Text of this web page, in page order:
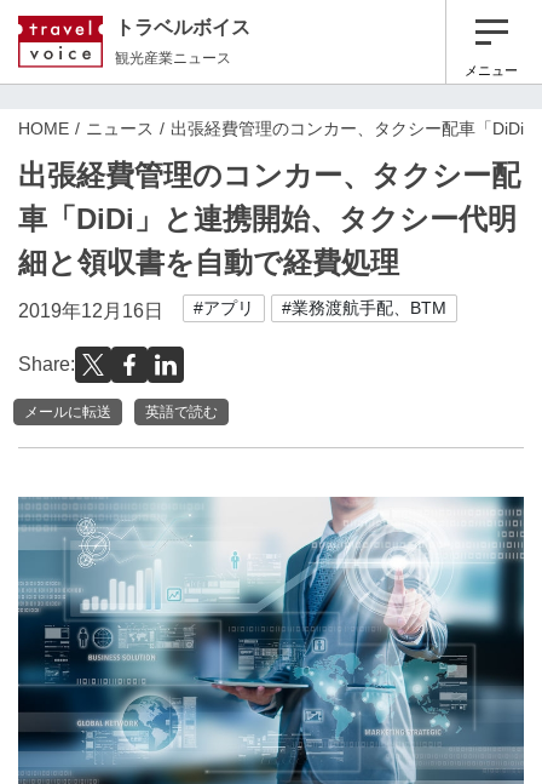
トラベルボイス
観光産業ニュース
メニュー
HOME ニュース 出張経費管理のコンカー、タクシー配車「DiDi
出張経費管理のコンカー、タクシー配
車「DiDi」と連携開始、タクシー代明
細と領収書を自動で経費処理
2019年12月16日 #アプリ #業務渡航手配、BTM
Share:
メールに転送 英語で読む